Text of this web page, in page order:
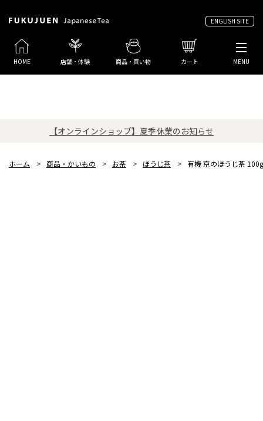
ENGLISH SITE
HOME 店舗・体験 商品・買い物 カート MENU
【オンラインショップ】夏季休業のお知らせ
ホーム > 商品・かいもの > お茶 > ほうじ茶 > 有機 京のほうじ茶